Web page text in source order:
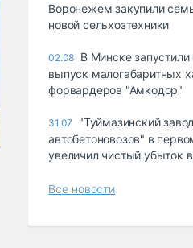
Воронежем закупили
новой сельхозтехники
02.08 В Минске
выпуск малогабаритных
форвардеров "Амкодор"
31.07
"Туймазинский завод
автобетоновозов" в
увеличил чистый убыток
Все новости